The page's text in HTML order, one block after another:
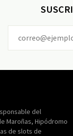
del
Maroñas, Hipódromo
de slots de